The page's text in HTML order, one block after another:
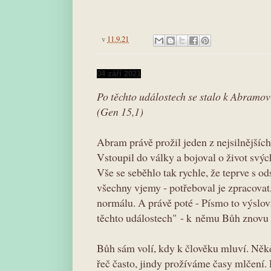
v 11.9.21
04 září 2021
Po těchto událostech se stalo k
(Gen 15,1)
Abram právě prožil jeden z
Vstoupil do války a bojoval o život
Vše se seběhlo tak rychle, že teprve s
všechny vjemy - potřeboval je
normálu. A právě poté - Písmo to
těchto událostech" - k němu Bůh
Bůh sám volí, kdy k člověku mluví.
řeč často, jindy prožíváme časy